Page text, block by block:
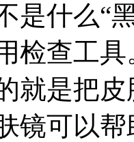
是什么“
检查工
就是把
镜可以